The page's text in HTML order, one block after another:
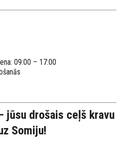
09:00 – 17:00
jūsu drošais ceļš kravu
Somiju!